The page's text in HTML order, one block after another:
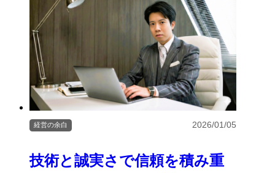
技術と誠実さで信頼を積み重
経営の余白 2026/01/05